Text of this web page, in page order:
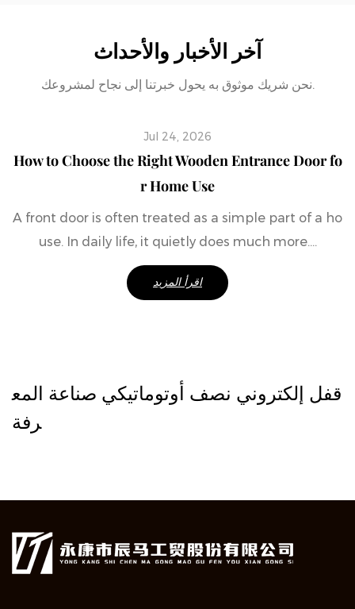
آخر الأخبار والأحداث
نحن شريك موثوق به يحول خبرتنا إلى نجاح لمشروعك.
Jul 24, 2026
How to Choose the Right Wooden Entrance Door fo
r Home Use
A front door is often treated as a simple part of a ho
use. In daily life, it quietly does much more....
اقرأ المزيد
قفل إلكتروني نصف أوتوماتيكي صناعة المع
رفة